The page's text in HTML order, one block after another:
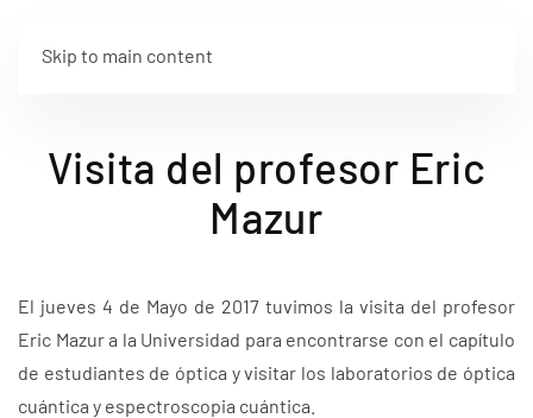
Skip to main content
Visita del profesor Eric
Mazur
El jueves 4 de Mayo de 2017 tuvimos la visita del profesor
Eric Mazur a la Universidad para encontrarse con el capítulo
de estudiantes de óptica y visitar los laboratorios de óptica
cuántica y espectroscopia cuántica.